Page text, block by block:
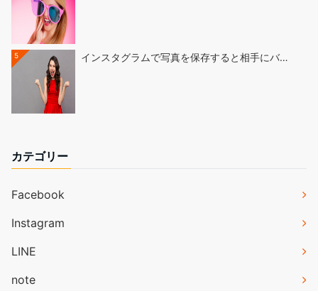
5 インスタグラムで写真を保存すると相手にバ…
カテゴリー
Facebook
Instagram
LINE
note